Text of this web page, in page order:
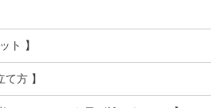
ト 】
方 】